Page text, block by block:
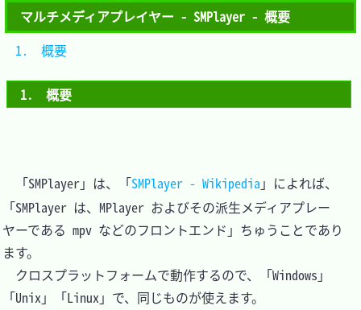
マルチメディアプレイヤー - SMPlayer - 概要
1.　概要
「SMPlayer」は、「SMPlayer - Wikipedia 」によれば、
「SMPlayer は、MPlayer およびその派生メディアプレー
ヤーである mpv などのフロントエンド」ちゅうことであり
ます。
クロスプラットフォームで動作するので、「Windows」
「Unix」「Linux」で、同じものが使えます。